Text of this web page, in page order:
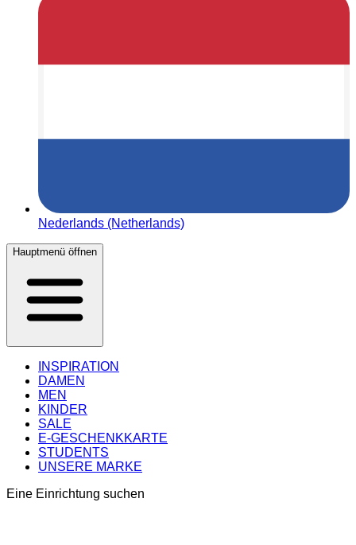
Nederlands (Netherlands)
Hauptmenü öffnen
INSPIRATION
DAMEN
MEN
KINDER
SALE
E-GESCHENKKARTE
STUDENTS
UNSERE MARKE
Eine Einrichtung suchen